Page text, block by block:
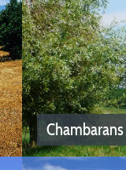
Chambarans